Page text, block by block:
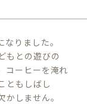
りました。
もとの遊びの
コーヒーを淹れ
ともしばし
かしません。